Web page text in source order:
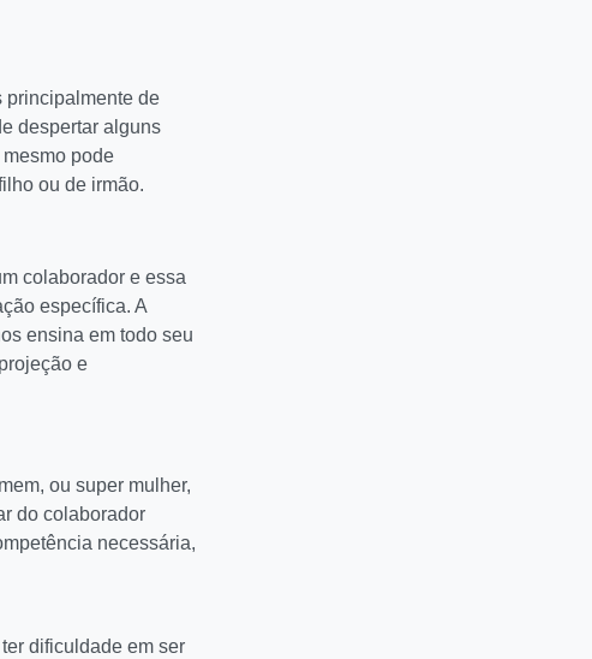
principalmente de
despertar alguns
pode
ou de irmão.
colaborador e essa
específica. A
ensina em todo seu
e
ou super mulher,
do colaborador
necessária,
dificuldade em ser